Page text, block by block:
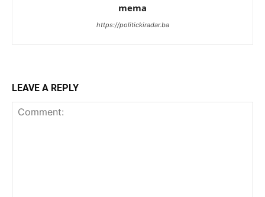
mema
https://politickiradar.ba
LEAVE A REPLY